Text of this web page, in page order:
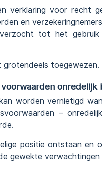
verklaring voor recht
en
tot het
toegewezen.
onredelijk
worden vernietigd
–
positie ontstaan en
gewekte verwachtingen